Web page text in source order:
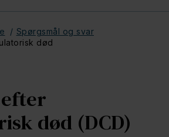
Spørgsmål og svar
død
død (DCD)